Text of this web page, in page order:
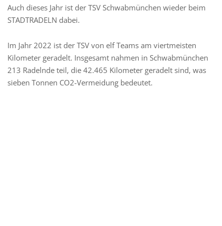
Auch dieses Jahr ist der TSV Schwabmünchen wieder beim
STADTRADELN dabei.
Im Jahr 2022 ist der TSV von elf Teams am viertmeisten
Kilometer geradelt. Insgesamt nahmen in Schwabmünchen
213 Radelnde teil, die 42.465 Kilometer geradelt sind, was
sieben Tonnen CO2-Vermeidung bedeutet.